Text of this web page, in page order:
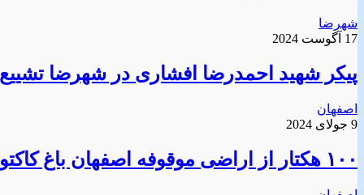
شهرضا
17 آگوست 2024
پیکر شهید احمدرضا افشاری در شهرضا
اصفهان
9 جولای 2024
۱۰۰ هکتار از اراضی موقوفه اصفهان باغ کاکتوس می‌شود